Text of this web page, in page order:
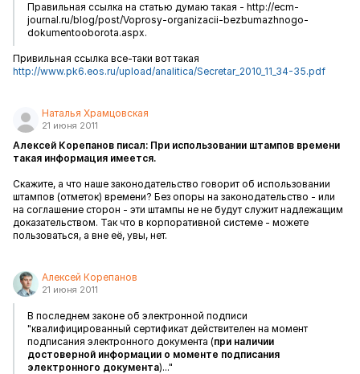
Правильная ссылка на статью думаю такая - http://ecm-
journal.ru/blog/post/Voprosy-organizacii-bezbumazhnogo-
dokumentooborota.aspx.
Привильная ссылка все-таки вот такая
http://www.pk6.eos.ru/upload/analitica/Secretar_2010_11_34-35.pdf
Наталья Храмцовская
21 июня 2011
Алексей Корепанов писал: При использовании штампов времени
такая информация имеется.
Скажите, а что наше законодательство говорит об использовании
штампов (отметок) времени? Без опоры на законодательство - или
на соглашение сторон - эти штампы не не будут служит надлежащим
доказательством. Так что в корпоративной системе - можете
пользоваться, а вне её, увы, нет.
Алексей Корепанов
21 июня 2011
В последнем законе об электронной подписи
"квалифицированный сертификат действителен на момент
подписания электронного документа (при наличии
достоверной информации о моменте подписания
электронного документа)..."